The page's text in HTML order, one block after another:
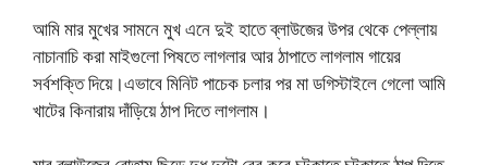
আমি মার মুখের সামনে মুখ এনে দুই হাতে ব্লাউজের উপর থেকে পেল্লায়
নাচানাচি করা মাইগুলো পিষতে লাগলার আর ঠাপাতে লাগলাম গায়ের
সর্বশক্তি দিয়ে।এভাবে মিনিট পাচেক চলার পর মা ডগিস্টাইলে গেলো আমি
খাটের কিনারায় দাঁড়িয়ে ঠাপ দিতে লাগলাম।